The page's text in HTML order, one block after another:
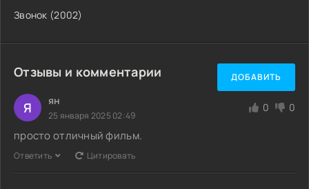
Звонок (2002)
Отзывы и комментарии ДОБАВИТЬ
Я ян
25 января 2025 02:49
0 0
просто отличный фильм.
Ответить Цитировать